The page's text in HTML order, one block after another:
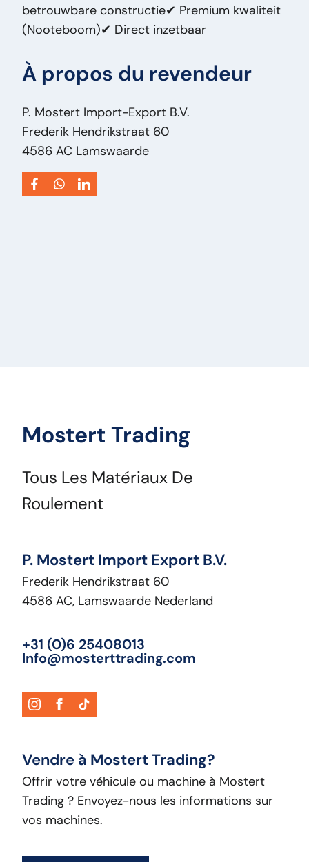
Type de véhicule:Aanhanger
betrouwbare constructie✔ Premium kwaliteit
(Nooteboom)✔ Direct inzetbaar
À propos du revendeur
P. Mostert Import-Export B.V.
Frederik Hendrikstraat 60
4586 AC Lamswaarde
Mostert Trading
Tous Les Matériaux De
Roulement
P. Mostert Import Export B.V.
Frederik Hendrikstraat 60
4586 AC, Lamswaarde Nederland
+31 (0)6 25408013
Info@mosterttrading.com
Vendre à Mostert Trading?
Offrir votre véhicule ou machine à Mostert
Trading ? Envoyez-nous les informations sur
vos machines.